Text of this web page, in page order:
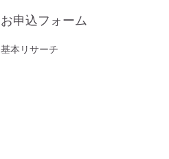
お申込フォーム
基本リサーチ